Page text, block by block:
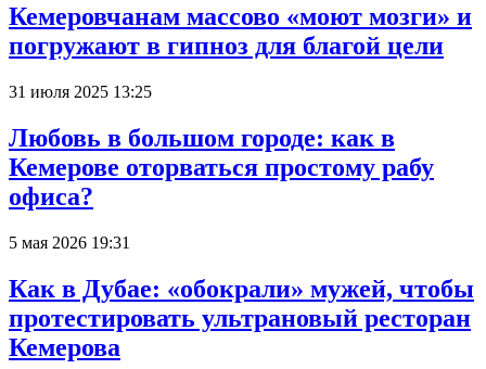
Кемеровчанам массово «моют мозги» и
погружают в гипноз для благой цели
31 июля 2025 13:25
Любовь в большом городе: как в
Кемерове оторваться простому рабу
офиса?
5 мая 2026 19:31
Как в Дубае: «обокрали» мужей, чтобы
протестировать ультрановый ресторан
Кемерова